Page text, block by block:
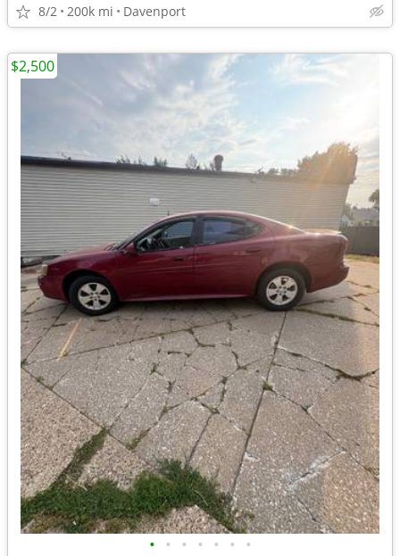
8/2 200k mi Davenport
• • • • • • •
$2,500